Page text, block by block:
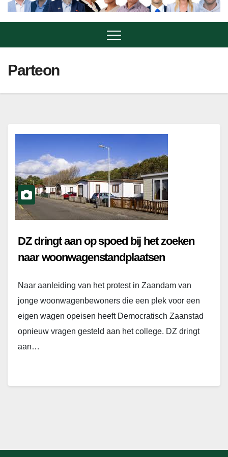
Parteon
DZ dringt aan op spoed bij het zoeken
naar woonwagenstandplaatsen
Naar aanleiding van het protest in Zaandam van
jonge woonwagenbewoners die een plek voor een
eigen wagen opeisen heeft Democratisch Zaanstad
opnieuw vragen gesteld aan het college. DZ dringt
aan…